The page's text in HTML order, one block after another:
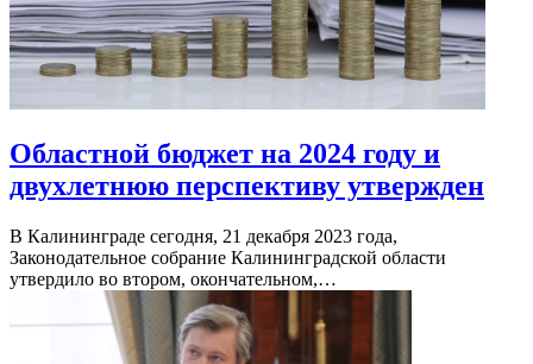
Областной бюджет на 2024 году и
двухлетнюю перспективу утвержден
В Калининграде сегодня, 21 декабря 2023 года,
Законодательное собрание Калининградской области
утвердило во втором, окончательном,…